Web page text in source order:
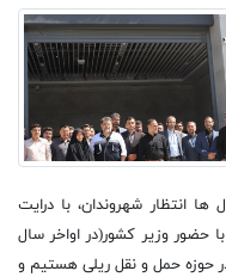
انتظار شهروندان، با درایت
حضور وزیر کشور(در اواخر سال
در حوزه حمل و نقل ریلی هستیم و